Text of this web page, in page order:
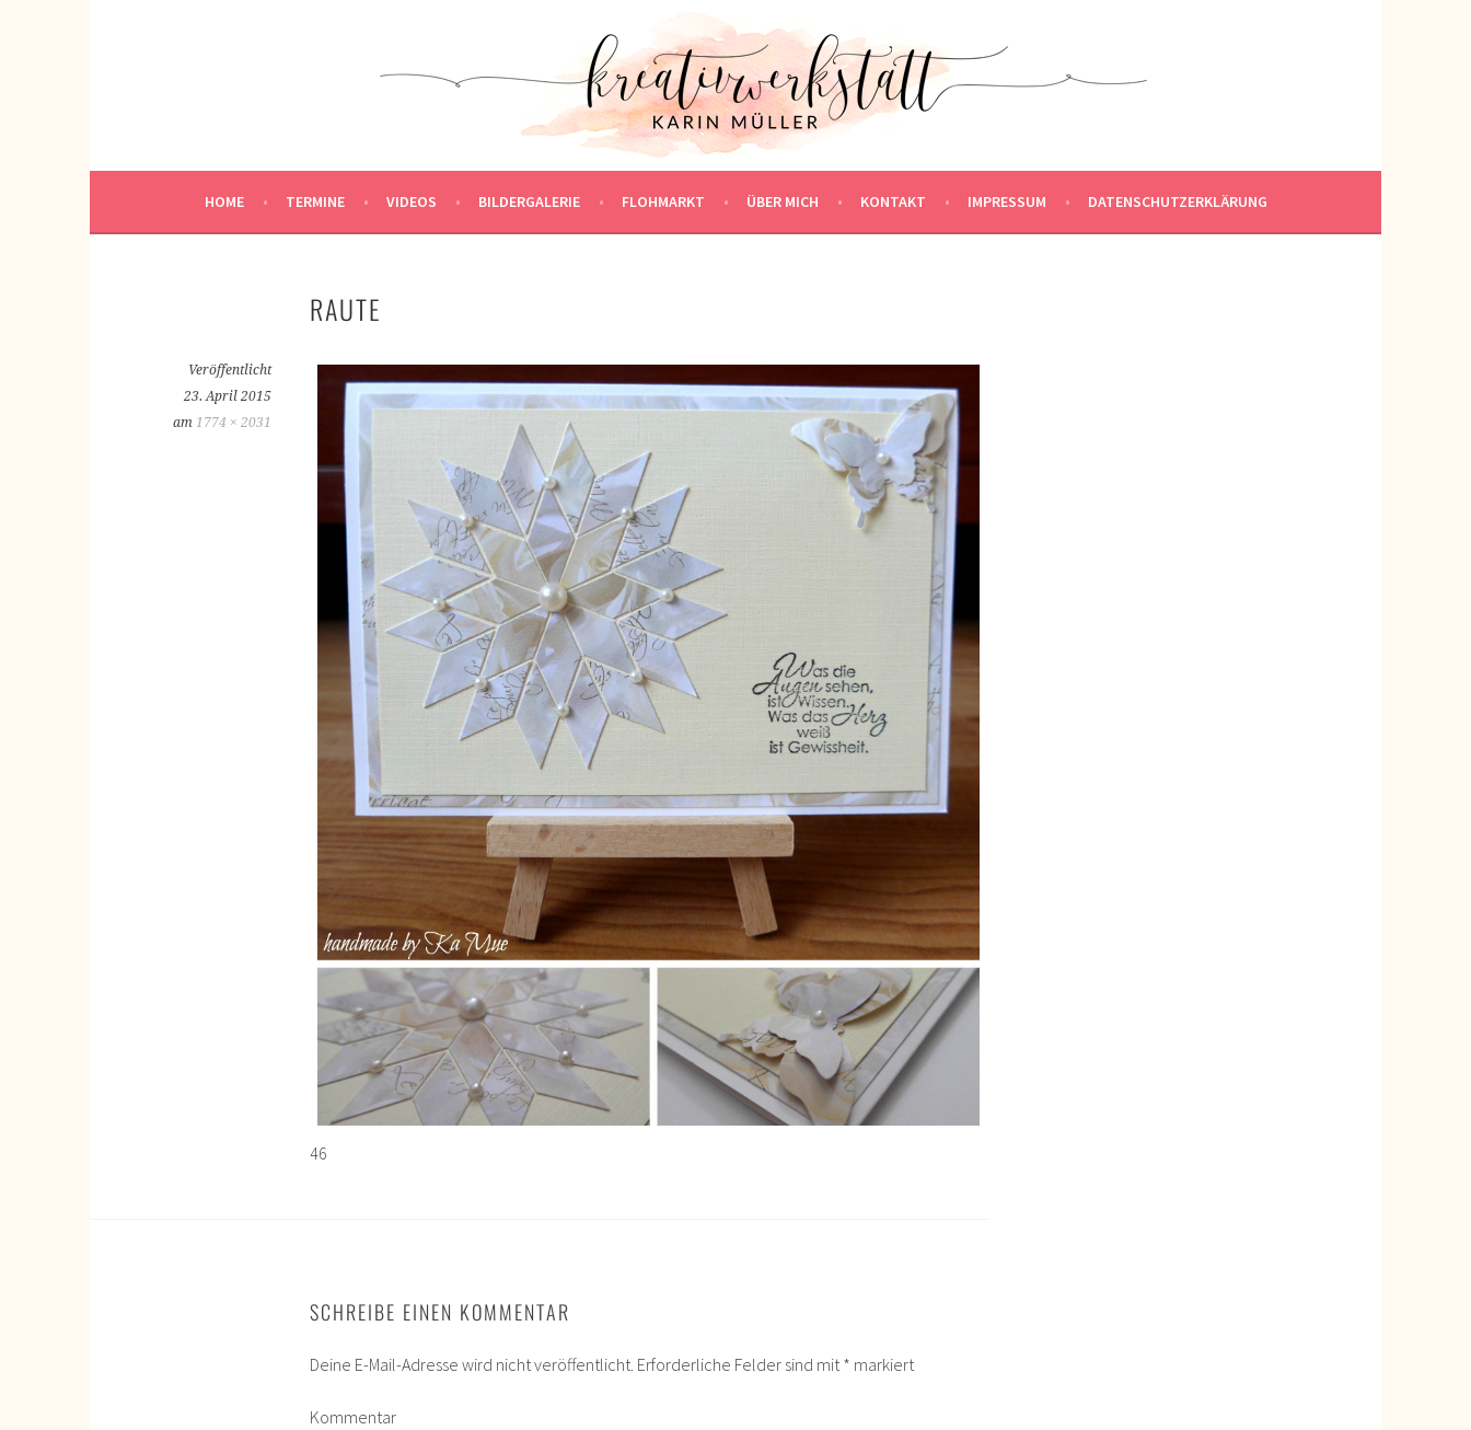
KREATIVWERKSTATT
HOME TERMINE VIDEOS BILDERGALERIE FLOHMARKT ÜBER MICH KONTAKT IMPRESSUM DATENSCHUTZERKLÄRUNG
RAUTE
Veröffentlicht
23. April 2015
am 1774 × 2031
46
SCHREIBE EINEN KOMMENTAR
Deine E-Mail-Adresse wird nicht veröffentlicht. Erforderliche Felder sind mit * markiert
Kommentar